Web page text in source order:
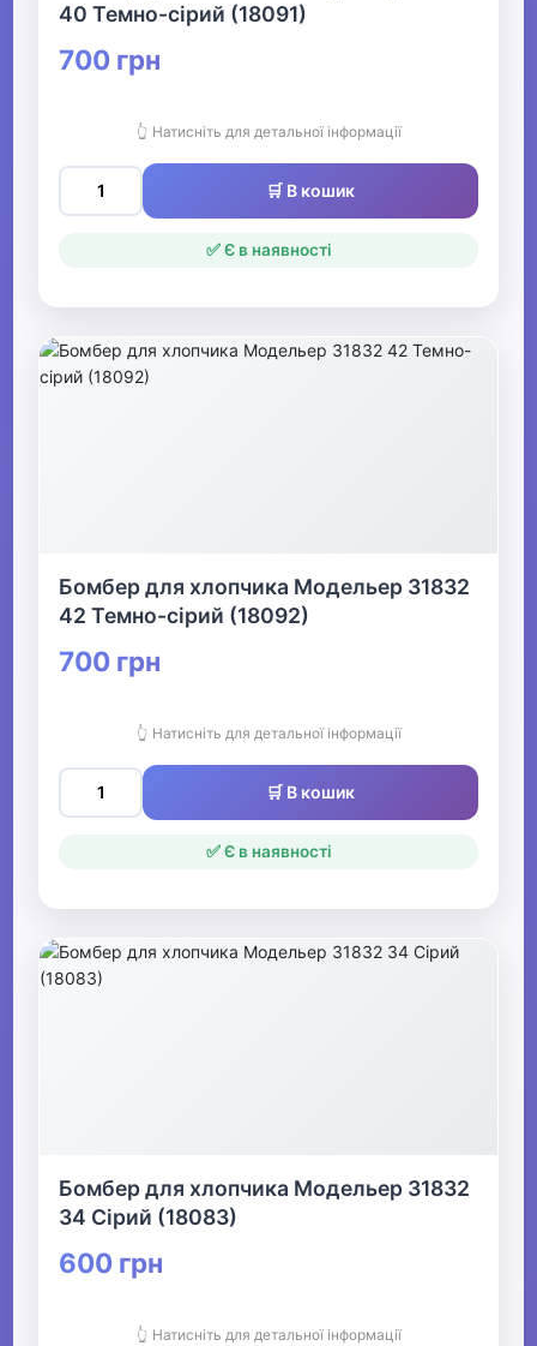
40 Темно-сірий (18091)
700 грн
👆 Натисніть для детальної інформації
🛒 В кошик
✅ Є в наявності
Бомбер для хлопчика Модельер 31832
42 Темно-сірий (18092)
700 грн
👆 Натисніть для детальної інформації
🛒 В кошик
✅ Є в наявності
Бомбер для хлопчика Модельер 31832
34 Сірий (18083)
600 грн
👆 Натисніть для детальної інформації